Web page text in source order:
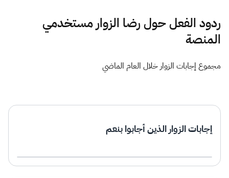
ردود الفعل حول رضا الزوار مستخدمي
المنصة
مجموع إجابات الزوار خلال العام الماضي
إجابات الزوار الذين أجابوا بنعم